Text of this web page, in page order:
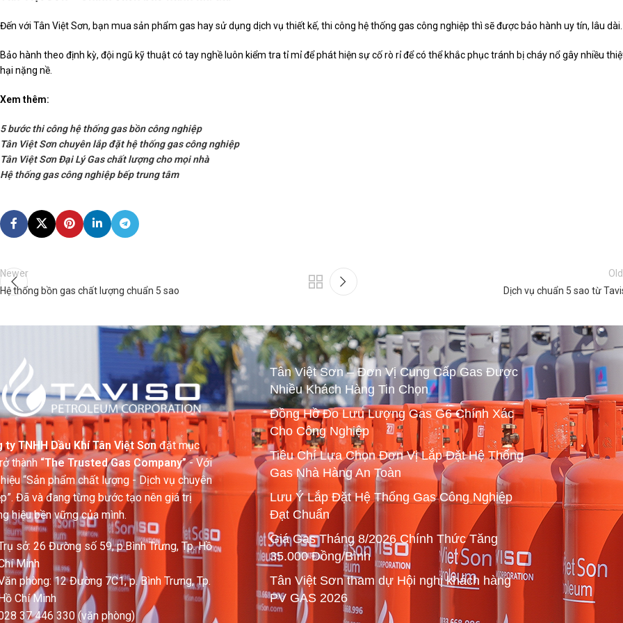
Đến với Tân Việt Sơn, bạn mua sản phẩm gas hay sử dụng dịch vụ thiết kế, thi công hệ thống gas công nghiệp thì sẽ được bảo hành uy tín, lâu dài.
Bảo hành theo định kỳ, đội ngũ kỹ thuật có tay nghề luôn kiểm tra tỉ mỉ để phát hiện sự cố rò rỉ để có thể khắc phục tránh bị cháy nổ gây nhiều
hại nặng nề.
Xem thêm:
5 bước thi công hệ thống gas bồn công nghiệp
Tân Việt Sơn chuyên lắp đặt hệ thống gas công nghiệp
Tân Việt Sơn Đại Lý Gas chất lượng cho mọi nhà
Hệ thống gas công nghiệp bếp trung tâm
Newer
Hệ thống bồn gas chất lượng chuẩn 5 sao
Dịch vụ chuẩn 5 sao từ
ty TNHH Dầu Khí Tân Việt Sơn đặt mục
thành“The Trusted Gas Company”- Với
“Sản phẩm chất lượng - Dịch vụ chuyên
Đã và đang từng bước tạo nên giá trị
hiệu bền vững của mình.
sở: 26 Đường số 59, p.Bình Trưng, Tp. Hồ
Minh
phòng: 12 Đường 7C1, p. Bình Trưng, Tp.
Chí Minh
37 446 330 (văn phòng)
Tân Việt Sơn – Đơn Vị Cung Cấp Gas Được
Nhiều Khách Hàng Tin Chọn
Đồng Hồ Đo Lưu Lượng Gas G6 Chính Xác
Cho Công Nghiệp
Tiêu Chí Lựa Chọn Đơn Vị Lắp Đặt Hệ Thống
Gas Nhà Hàng An Toàn
Lưu Ý Lắp Đặt Hệ Thống Gas Công Nghiệp
Đạt Chuẩn
Giá Gas Tháng 8/2026 Chính Thức Tăng
35.000 Đồng/Bình
Tân Việt Sơn tham dự Hội nghị khách hàng
PV GAS 2026